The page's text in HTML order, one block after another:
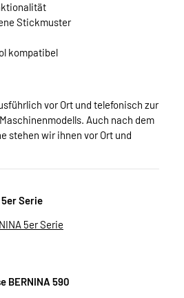
Stickmuster
kompatibel
vor Ort und telefonisch zur
Auch nach dem
stehen wir ihnen vor Ort und
Serie
5er Serie
BERNINA 590